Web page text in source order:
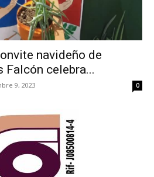
navideño de
Falcón celebra...
9, 2023 0